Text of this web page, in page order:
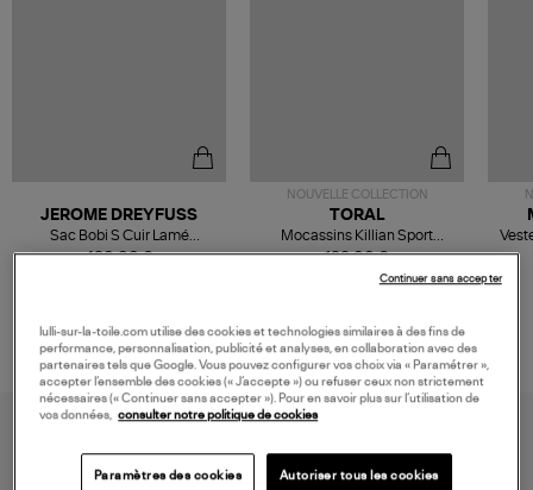
480,00 €
JEROME DREYFUSS
Sac Bobi S Cuir Lamé
Champagne
NOUVELLE COLLECTION
189,00 €
TORAL
Mocassins Killian Sport
Mousse
lulli-sur-la-toile.com utilise des cookies et technologies similaires à des fins de
performance, personnalisation, publicité et analyses, en collaboration avec des
partenaires tels que Google. Vous pouvez configurer vos choix via « Paramétrer »,
accepter l’ensemble des cookies (« J’accepte ») ou refuser ceux non strictement
nécessaires (« Continuer sans accepter »). Pour en savoir plus sur l’utilisation de
vos données, consulter notre politique de cookies
Paramètres des cookies Autoriser tous les cookies
Continuer sans accepter